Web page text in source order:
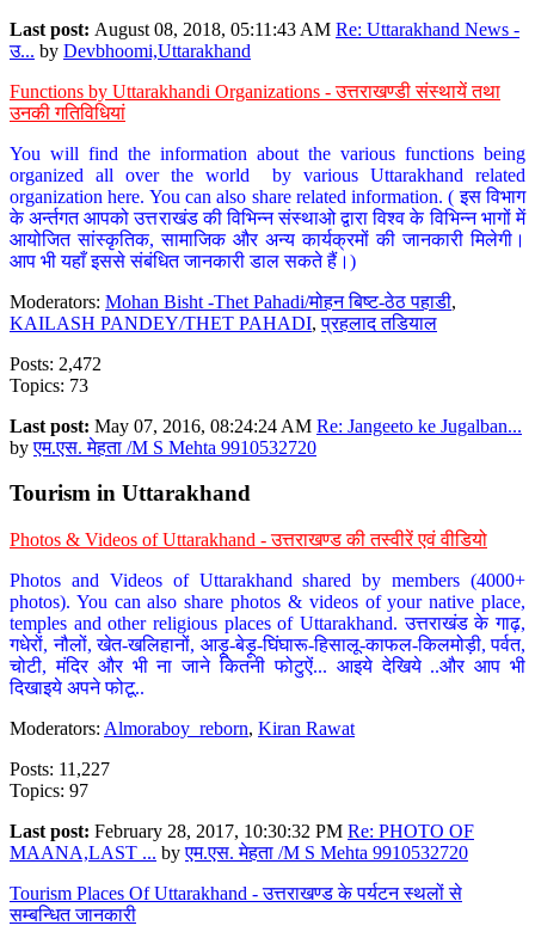
Last post: August 08, 2018, 05:11:43 AM Re: Uttarakhand News -
उ... by Devbhoomi,Uttarakhand
Functions by Uttarakhandi Organizations - उत्तराखण्डी संस्थायें तथा
उनकी गतिविधियां
You will find the information about the various functions being
organized all over the world by various Uttarakhand related
organization here. You can also share related information. ( इस विभाग
के अर्न्तगत आपको उत्तराखंड की विभिन्न संस्थाओ द्वारा विश्व के विभिन्न भागों में
आयोजित सांस्कृतिक, सामाजिक और अन्य कार्यक्रमों की जानकारी मिलेगी।
आप भी यहाँ इससे संबंधित जानकारी डाल सकते हैं।)
Moderators: Mohan Bisht -Thet Pahadi/मोहन बिष्ट-ठेठ पहाडी,
KAILASH PANDEY/THET PAHADI,प्रहलाद तडियाल
Posts: 2,472
Topics: 73
Last post: May 07, 2016, 08:24:24 AM Re: Jangeeto ke Jugalban...
byएम.एस. मेहता /M S Mehta 9910532720
Tourism in Uttarakhand
Photos & Videos of Uttarakhand - उत्तराखण्ड की तस्वीरें एवं वीडियो
Photos and Videos of Uttarakhand shared by members (4000+
photos). You can also share photos & videos of your native place,
temples and other religious places of Uttarakhand. उत्तराखंड के गाढ़,
गधेरों, नौलों, खेत-खलिहानों, आड़ू-बेड़ू-घिंघारू-हिसालू-काफल-किलमोड़ी, पर्वत,
चोटी, मंदिर और भी ना जाने कितनी फोटुऐं... आइये देखिये ..और आप भी
दिखाइये अपने फोटू..
Moderators: Almoraboy_reborn, Kiran Rawat
Posts: 11,227
Topics: 97
Last post: February 28, 2017, 10:30:32 PM Re: PHOTO OF
MAANA,LAST ... byएम.एस. मेहता /M S Mehta 9910532720
Tourism Places Of Uttarakhand - उत्तराखण्ड के पर्यटन स्थलों से
सम्बन्धित जानकारी